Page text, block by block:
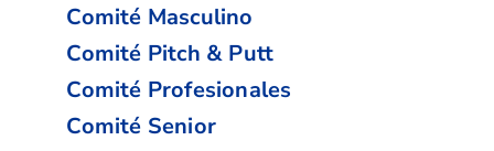
Comité Masculino
Comité Pitch & Putt
Comité Profesionales
Comité Senior